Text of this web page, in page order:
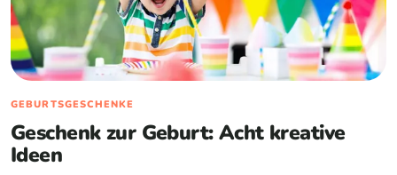
GEBURTSGESCHENKE
Geschenk zur Geburt: Acht kreative
Ideen